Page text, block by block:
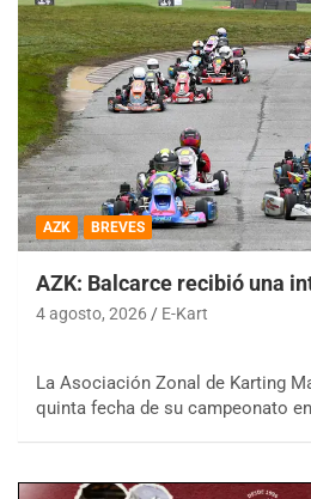
AZK BREVES
AZK: Balcarce recibió una
4 agosto, 2026 E-Kart
La Asociación Zonal de Karting
quinta fecha de su campeonato